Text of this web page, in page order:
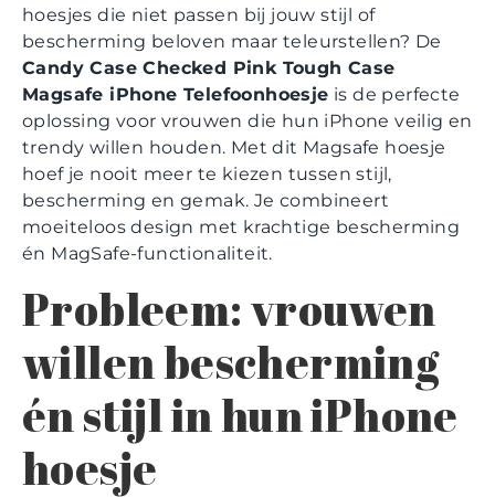
hoesjes die niet passen bij jouw stijl of
bescherming beloven maar teleurstellen? De
Candy Case Checked Pink Tough Case
Magsafe iPhone Telefoonhoesje is de perfecte
oplossing voor vrouwen die hun iPhone veilig en
trendy willen houden. Met dit Magsafe hoesje
hoef je nooit meer te kiezen tussen stijl,
bescherming en gemak. Je combineert
moeiteloos design met krachtige bescherming
én MagSafe-functionaliteit.
Probleem: vrouwen
willen bescherming
én stijl in hun iPhone
hoesje